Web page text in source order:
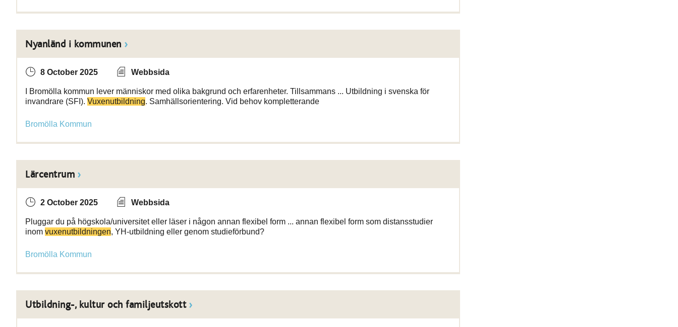
Nyanländ i kommunen
8 October 2025 Webbsida
I Bromölla kommun lever människor med olika bakgrund och erfarenheter. Tillsammans ... Utbildning i svenska för
invandrare (SFI). Vuxenutbildning. Samhällsorientering. Vid behov kompletterande
Bromölla Kommun
Lärcentrum
2 October 2025 Webbsida
Pluggar du på högskola/universitet eller läser i någon annan flexibel form ... annan flexibel form som distansstudier
inom vuxenutbildningen, YH-utbildning eller genom studieförbund?
Bromölla Kommun
Utbildning-, kultur och familjeutskott